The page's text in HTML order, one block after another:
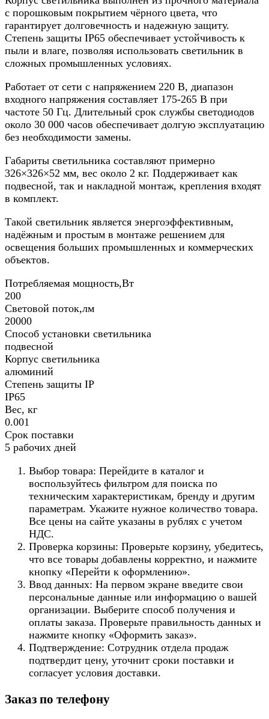
с порошковым покрытием чёрного цвета, что
гарантирует долговечность и надежную защиту.
Степень защиты IP65 обеспечивает устойчивость к
пыли и влаге, позволяя использовать светильник в
сложных промышленных условиях.
Работает от сети с напряжением 220 В, диапазон
входного напряжения составляет 175-265 В при
частоте 50 Гц. Длительный срок службы светодиодов
около 30 000 часов обеспечивает долгую эксплуатацию
без необходимости замены.
Габариты светильника составляют примерно
326×326×52 мм, вес около 2 кг. Поддерживает как
подвесной, так и накладной монтаж, крепления входят
в комплект.
Такой светильник является энергоэффективным,
надёжным и простым в монтаже решением для
освещения больших промышленных и коммерческих
объектов.
Потребляемая мощность,Вт
200
Световой поток,лм
20000
Способ установки светильника
подвесной
Корпус светильника
алюминий
Степень защиты IP
IP65
Вес, кг
0.001
Срок поставки
5 рабочих дней
Выбор товара: Перейдите в каталог и
воспользуйтесь фильтром для поиска по
техническим характеристикам, бренду и другим
параметрам. Укажите нужное количество товара.
Все цены на сайте указаны в рублях с учетом
НДС.
Проверка корзины: Проверьте корзину, убедитесь,
что все товары добавлены корректно, и нажмите
кнопку «Перейти к оформлению».
Ввод данных: На первом экране введите свои
персональные данные или информацию о вашей
организации. Выберите способ получения и
оплаты заказа. Проверьте правильность данных и
нажмите кнопку «Оформить заказ».
Подтверждение: Сотрудник отдела продаж
подтвердит цену, уточнит сроки поставки и
согласует условия доставки.
Заказ по телефону